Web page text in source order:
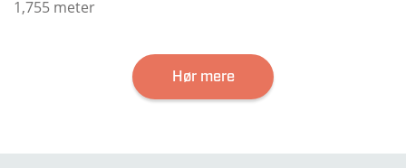
1,755 meter
Hør mere